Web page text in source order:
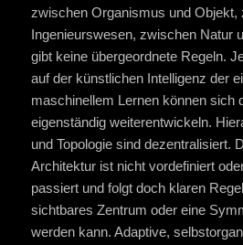
zwischen Organismus und Objekt,
Ingenieurswesen, zwischen Natur
gibt keine übergeordnete Regeln.
auf der künstlichen Intelligenz der
maschinellem Lernen können sich
eigenständig weiterentwickeln.
und Topologie sind dezentralisiert.
Architektur ist nicht vordefiniert
passiert und folgt doch klaren
sichtbares Zentrum oder eine
werden kann. Adaptive,